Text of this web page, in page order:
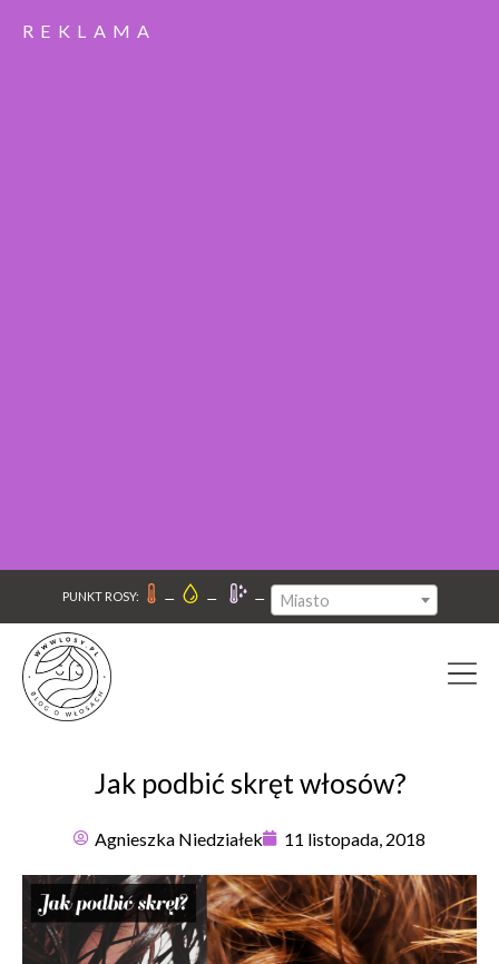
REKLAMA
PUNKT ROSY: – – – Miasto
Jak podbić skręt włosów?
Agnieszka Niedziałek 11 listopada, 2018